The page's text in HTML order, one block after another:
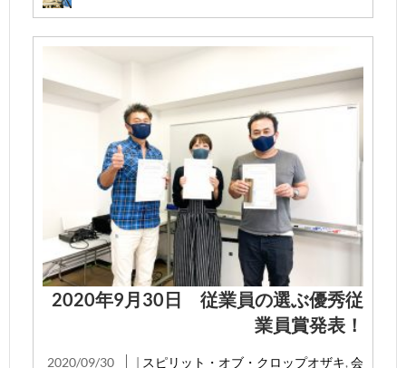
2020年9月30日 従業員の選ぶ優秀従
業員賞発表！
2020/09/30 | スピリット・オブ・クロップオザキ,会